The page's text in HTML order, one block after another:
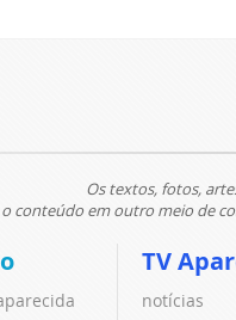
Os textos, fotos,
conteúdo em outro meio de
TV
notícias